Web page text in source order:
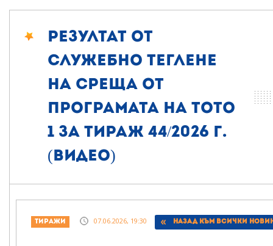
Резултат от
служебно теглене
на среща от
програмата на Тото
1 за тираж 44/2026 г.
(видео)
Тиражи 07.06.2026, 19:30 Назад към всички